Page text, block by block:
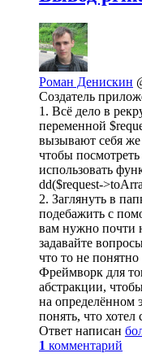
Роман Денискин
Создатель
1. Всё дело в
переменной
вызывают себя же
чтобы
использовать
dd($request-
2. Заглянуть в
подебажить с
вам нужно почти
задавайте
что то не
Фреймворк для
абстракции,
на определённом
понять, что хотел
Ответ написан
1 комментарий